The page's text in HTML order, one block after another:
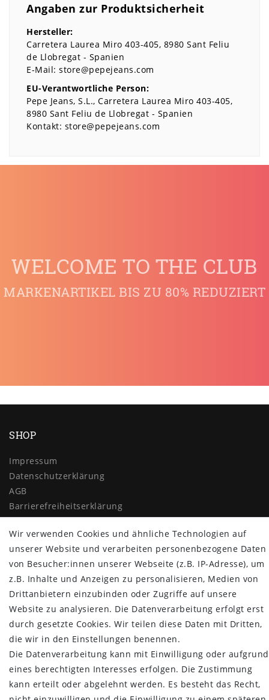
Angaben zur Produktsicherheit
Hersteller:
Carretera Laurea Miro 403-405 8980 Sant Feliu
de Llobregat
Spanien
E-Mail: store@pepejeans.com
EU-Verantwortliche Person:
Pepe Jeans, S.L. Carretera Laurea Miro 403-405
8980 Sant Feliu de Llobregat
Spanien
Kontakt: store@pepejeans.com
WELCOME TO THE CLUB
MARKENARTIKEL BIS ZU 80% REDUZIERT
SHOP
Impressum
Daten­schutz­erklärung
AGB
Barrierefreiheitserklärung
Widerrufs­recht
Vertrag widerrufen
MYPOPUPCLUB
Über uns
Retoure
Versand- und Zahlungsbedingungen
NEWSLETTER
Newsletter
Honig
Hiermit bestätige ich, dass ich die Daten­schutz­erklärunggelesen habe.
Wir verwenden Cookies und ähnliche Technologien auf
unserer Website und verarbeiten personenbezogene Daten
von Besucher:innen unserer Webseite (z.B. IP-Adresse), um
z.B. Inhalte und Anzeigen zu personalisieren, Medien von
Drittanbietern einzubinden oder Zugriffe auf unsere
Website zu analysieren. Die Datenverarbeitung erfolgt erst
durch gesetzte Cookies. Wir teilen diese Daten mit Dritten,
die wir in den Einstellungen benennen.
Die Datenverarbeitung kann mit Einwilligung oder aufgrund
eines berechtigten Interesses erfolgen. Die Zustimmung
kann erteilt oder abgelehnt werden. Es besteht das Recht,